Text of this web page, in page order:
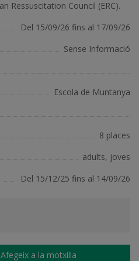
Del 15/09/26 fins al 17/09/26
Sense Informació
Escola de Muntanya
8 places
adults, joves
Del 15/12/25 fins al 14/09/26
Afegeix a la motxilla